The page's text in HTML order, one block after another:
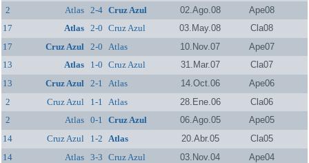
2 Atlas 2-4 Cruz Azul 02.Ago.08
Ape08
17
Atlas 2-0 Cruz Azul 03.May.08
Cla08
17
Cruz Azul 2-0 Atlas 10.Nov.07
Ape07
13
Atlas 1-0 Cruz Azul 31.Mar.07
Cla07
13
Cruz Azul 2-1 Atlas 14.Oct.06
Ape06
2
Cruz Azul 1-1 Atlas 28.Ene.06
Cla06
2
Atlas 0-1 Cruz Azul 06.Ago.05
Ape05
14
Cruz Azul 1-2 Atlas 20.Abr.05
Cla05
14
Atlas 3-3 Cruz Azul 03.Nov.04
Ape04